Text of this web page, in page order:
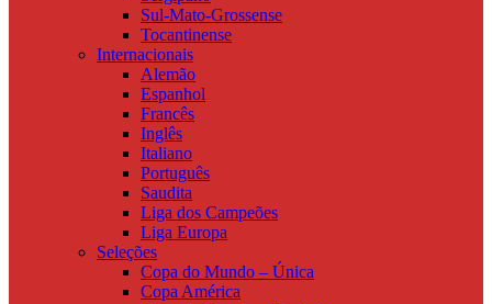
Sul-Mato-Grossense
Tocantinense
Internacionais
Alemão
Espanhol
Francês
Inglês
Italiano
Português
Saudita
Liga dos Campeões
Liga Europa
Seleções
Copa do Mundo – Única
Copa América